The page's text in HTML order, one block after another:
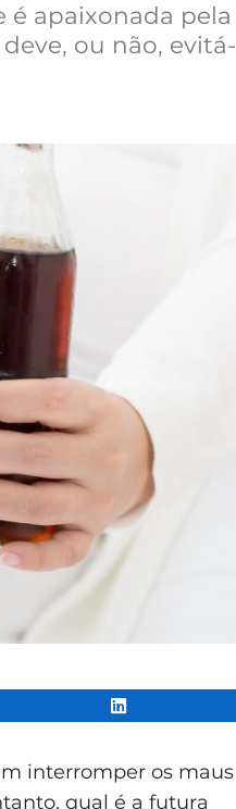
é apaixonada pela
ou não, evitá-
interromper os maus
qual é a futura